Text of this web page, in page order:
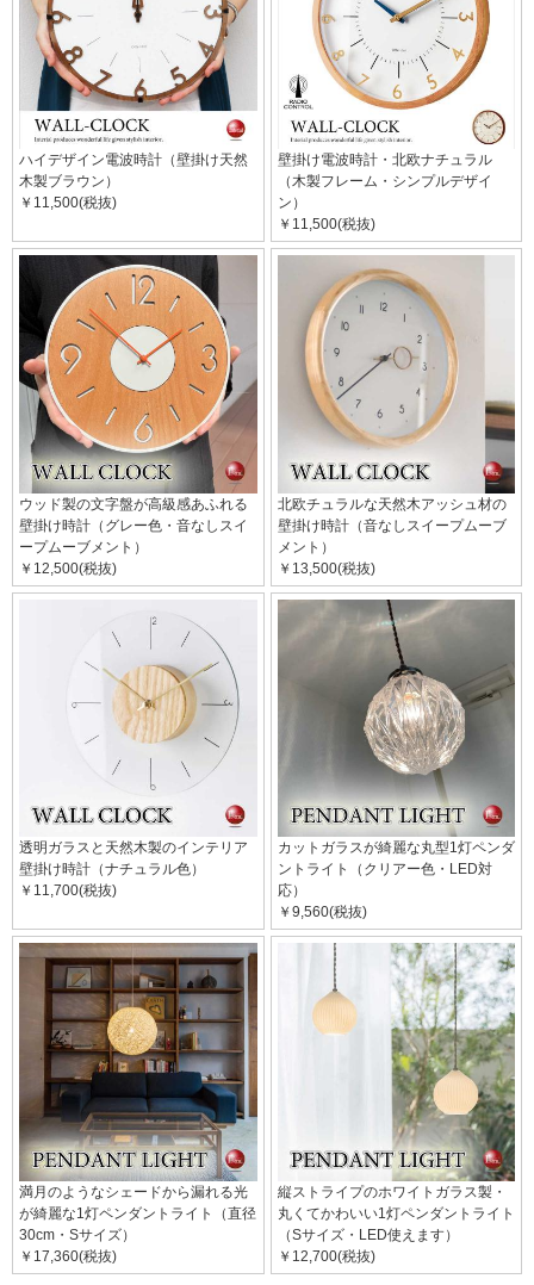
ハイデザイン電波時計（壁掛け天然
木製ブラウン）
￥11,500(税抜)
壁掛け電波時計・北欧ナチュラル
（木製フレーム・シンプルデザイ
ン）
￥11,500(税抜)
ウッド製の文字盤が高級感あふれる
壁掛け時計（グレー色・音なしスイ
ープムーブメント）
￥12,500(税抜)
北欧チュラルな天然木アッシュ材の
壁掛け時計（音なしスイープムーブ
メント）
￥13,500(税抜)
透明ガラスと天然木製のインテリア
壁掛け時計（ナチュラル色）
￥11,700(税抜)
カットガラスが綺麗な丸型1灯ペンダ
ントライト（クリアー色・LED対
応）
￥9,560(税抜)
満月のようなシェードから漏れる光
が綺麗な1灯ペンダントライト（直径
30cm・Sサイズ）
￥17,360(税抜)
縦ストライプのホワイトガラス製・
丸くてかわいい1灯ペンダントライト
（Sサイズ・LED使えます）
￥12,700(税抜)